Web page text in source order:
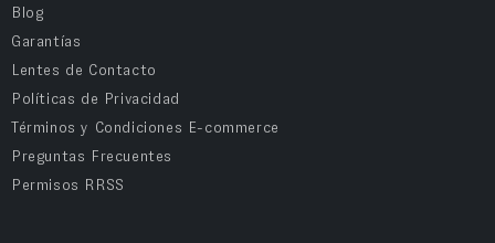
Blog
Garantías
Lentes de Contacto
Políticas de Privacidad
Términos y Condiciones E-commerce
Preguntas Frecuentes
Permisos RRSS